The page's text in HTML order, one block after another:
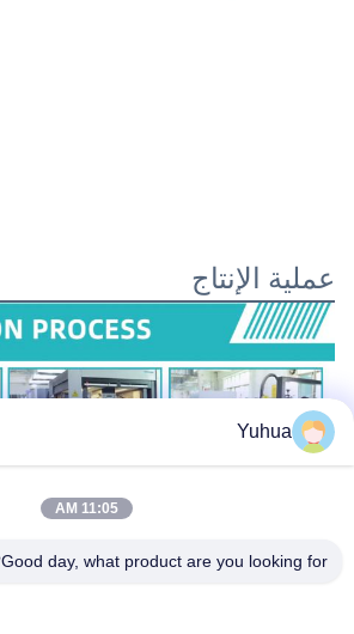
عملية الإنتاج
Yuhua
11:05 AM
Good day, what product are you looking for?